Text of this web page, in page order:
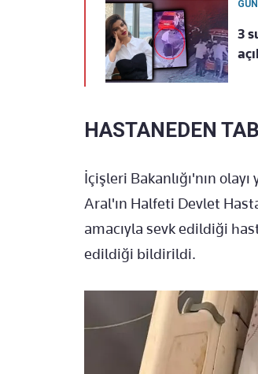
3
HASTANEDEN
İçişleri Bakanlığı'nın
Aral'ın Halfeti Devlet
amacıyla sevk edildiği
edildiği bildirildi.